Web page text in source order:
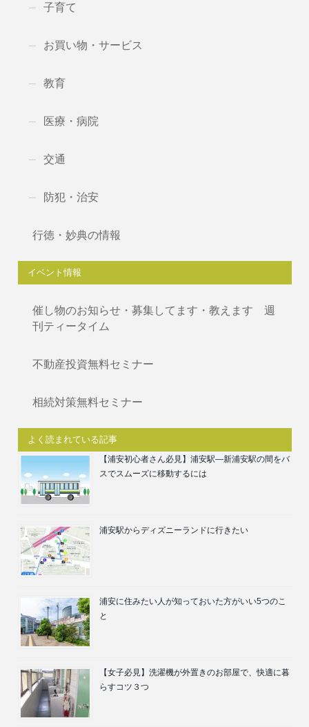
子育て
お買い物・サービス
教育
医療・病院
交通
防犯・治安
行徳・妙典の情報
イベント情報
催し物のお知らせ・募集してます・教えます 週
刊ティータイム
不動産投資無料セミナー
相続対策無料セミナー
よく読まれている記事
【浦安初心者さん必見】浦安駅―新浦安駅の間をバ
スでスムーズに移動するには
浦安駅からディズニーランドに行きたい
浦安に住みたい人が知っておいた方がいい5つのこ
と
【女子必見】洗濯機が外置きのお部屋で、快適に暮
らすコツ３つ